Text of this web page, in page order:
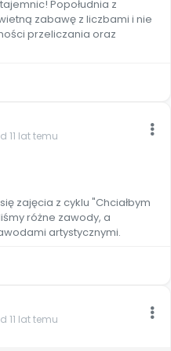
Popołudnia z
zabawę z liczbami i nie
przeliczania oraz
11 lat temu
zajęcia z cyklu "Chciałbym
różne zawody, a
artystycznymi.
11 lat temu